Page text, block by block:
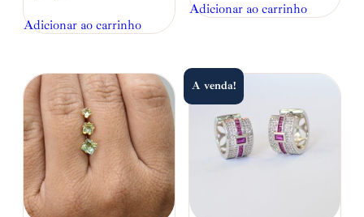
Adicionar ao carrinho
Adicionar ao carrinho
A venda!